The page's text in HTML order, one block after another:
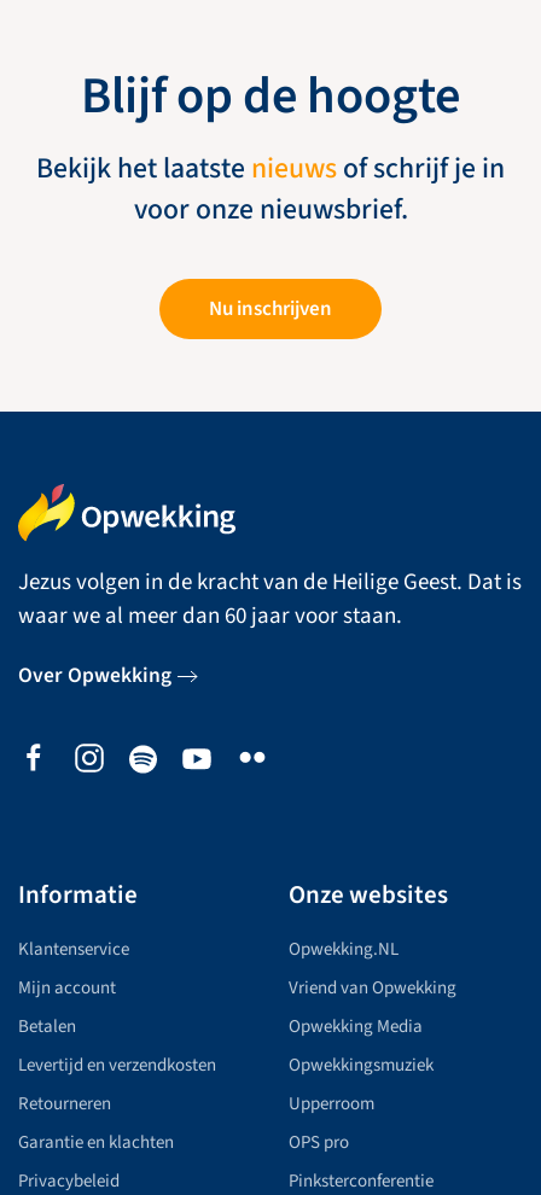
Blijf op de hoogte
Bekijk het laatste nieuwsof schrijf je in
voor onze nieuwsbrief.
Nu inschrijven
Jezus volgen in de kracht van de Heilige Geest. Dat is
waar we al meer dan 60 jaar voor staan.
Over Opwekking
Informatie
Klantenservice
Mijn account
Betalen
Levertijd en verzendkosten
Retourneren
Garantie en klachten
Privacybeleid
Onze websites
Opwekking.NL
Vriend van Opwekking
Opwekking Media
Opwekkingsmuziek
Upperroom
OPS pro
Pinksterconferentie